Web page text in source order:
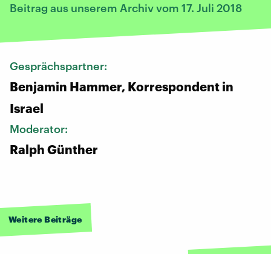
Beitrag aus unserem Archiv vom 17. Juli 2018
Gesprächspartner:
Benjamin Hammer, Korrespondent in
Israel
Moderator:
Ralph Günther
Weitere Beiträge